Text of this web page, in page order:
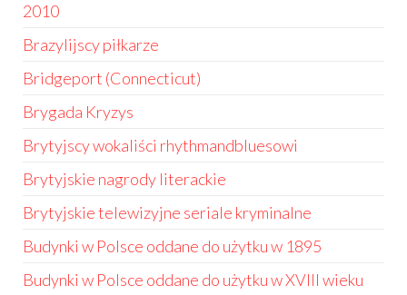
2010
Brazylijscy piłkarze
Bridgeport (Connecticut)
Brygada Kryzys
Brytyjscy wokaliści rhythmandbluesowi
Brytyjskie nagrody literackie
Brytyjskie telewizyjne seriale kryminalne
Budynki w Polsce oddane do użytku w 1895
Budynki w Polsce oddane do użytku w XVIII wieku